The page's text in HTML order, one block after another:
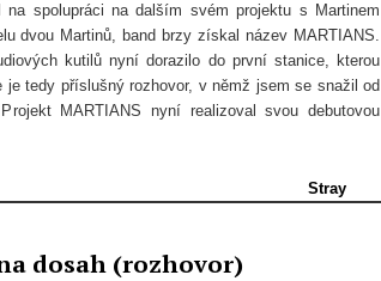
spolupráci na dalším svém projektu s Martinem
dvou Martinů, band brzy získal název MARTIANS.
kutilů nyní dorazilo do první stanice, kterou
je tedy příslušný rozhovor, v němž jsem se snažil od
MARTIANS nyní realizoval svou debutovou
Stray
dosah (rozhovor)